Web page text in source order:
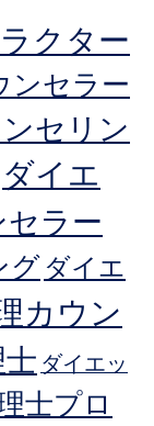
クター
ンセラー
セリン
ダイエ
ラー
グダイエ
カウン
ダイエッ
士プロ